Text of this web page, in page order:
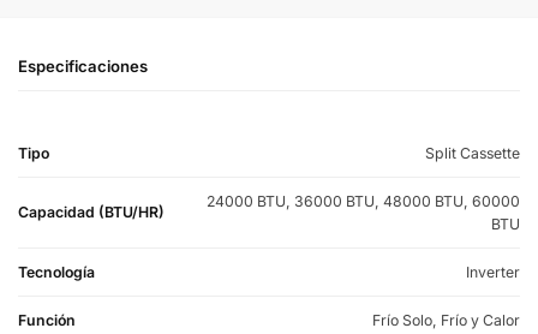
Especificaciones
Tipo Split Cassette
Capacidad (BTU/HR)
24000 BTU, 36000 BTU, 48000 BTU, 60000
BTU
Tecnología Inverter
Función Frío Solo, Frío y Calor